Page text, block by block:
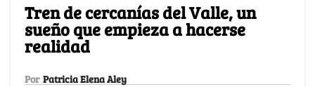
Tren de cercanías del Valle, un
sueño que empieza a hacerse
realidad
Por Patricia Elena Aley